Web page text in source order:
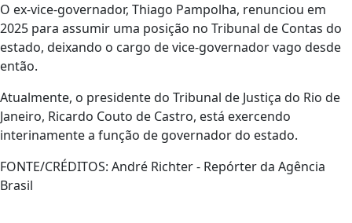
O ex-vice-governador, Thiago Pampolha, renunciou em
2025 para assumir uma posição no Tribunal de Contas do
estado, deixando o cargo de vice-governador vago desde
então.
Atualmente, o presidente do Tribunal de Justiça do Rio de
Janeiro, Ricardo Couto de Castro, está exercendo
interinamente a função de governador do estado.
FONTE/CRÉDITOS: André Richter - Repórter da Agência
Brasil